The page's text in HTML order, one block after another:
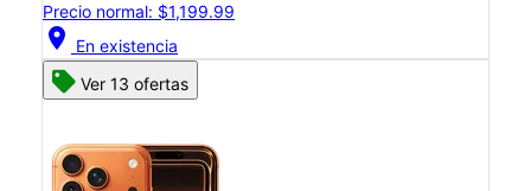
Precio normal: $1,199.99
location_on En existencia
Ver 13 ofertas